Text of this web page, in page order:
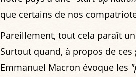
que certains de nos
Pareillement, tout cela paraît
Surtout quand, à propos de ces
Emmanuel Macron évoque les